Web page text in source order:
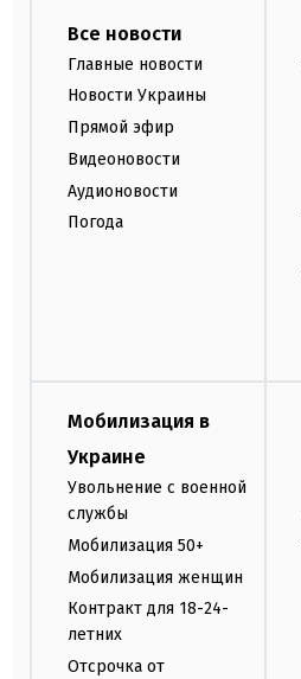
Все новости
Главные новости
Новости Украины
Прямой эфир
Видеоновости
Аудионовости
Погода
Мобилизация в
Украине
Увольнение с военной
службы
Мобилизация 50+
Мобилизация женщин
Контракт для 18-24-
летних
Отсрочка от